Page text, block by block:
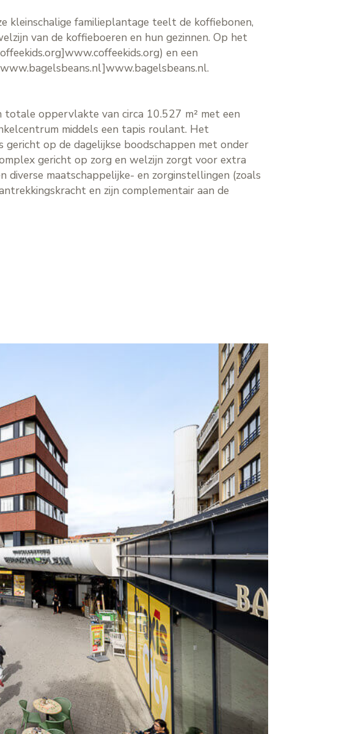
kleinschalige familieplantage teelt de koffiebonen,
van de koffieboeren en hun gezinnen. Op het
en een
oppervlakte van circa 10.527 m² met een
middels een tapis roulant. Het
op de dagelijkse boodschappen met onder
gericht op zorg en welzijn zorgt voor extra
diverse maatschappelijke- en zorginstellingen (zoals
en zijn complementair aan de